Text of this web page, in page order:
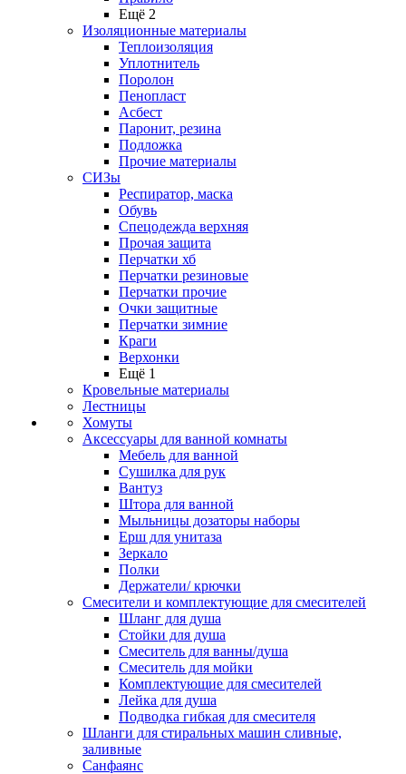
Ещё 2
Изоляционные материалы
Теплоизоляция
Уплотнитель
Поролон
Пенопласт
Асбест
Паронит, резина
Подложка
Прочие материалы
СИЗы
Респиратор, маска
Обувь
Спецодежда верхняя
Прочая защита
Перчатки хб
Перчатки резиновые
Перчатки прочие
Очки защитные
Перчатки зимние
Краги
Верхонки
Ещё 1
Кровельные материалы
Лестницы
Хомуты
Аксессуары для ванной комнаты
Мебель для ванной
Сушилка для рук
Вантуз
Штора для ванной
Мыльницы дозаторы наборы
Ерш для унитаза
Зеркало
Полки
Держатели/ крючки
Смесители и комплектующие для смесителей
Шланг для душа
Стойки для душа
Смеситель для ванны/душа
Смеситель для мойки
Комплектующие для смесителей
Лейка для душа
Подводка гибкая для смесителя
Шланги для стиральных машин сливные,
заливные
Санфаянс